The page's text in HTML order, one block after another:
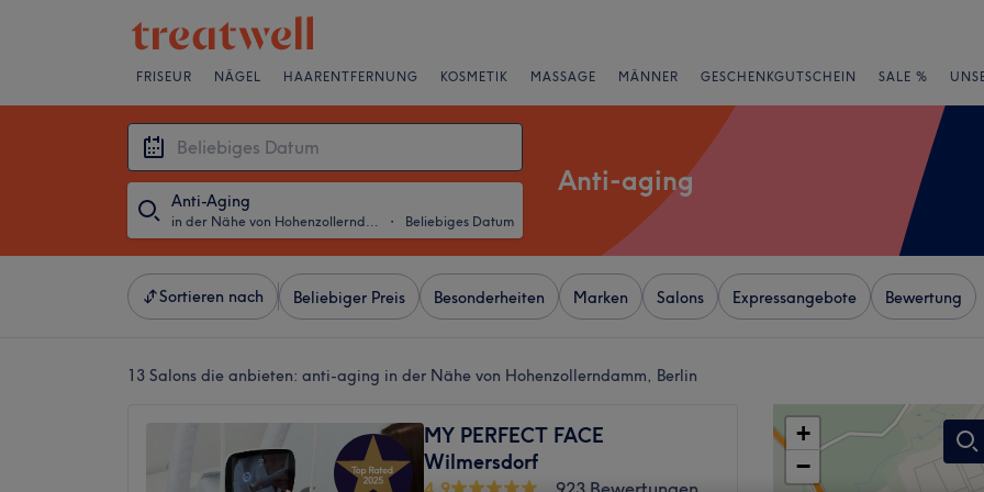
FRISEUR NÄGEL HAARENTFERNUNG KOSMETIK MASSAGE MÄNNER GESCHENKGUTSCHEIN SALE %
Anti-Aging
in der Nähe von Hohenzollerndamm, Berlin ・ Beliebiges Datum
Anti-aging
Sortieren nach Beliebiger Preis Besonderheiten Marken Salons Expressangebote Bewertung
13 Salons die anbieten: anti-aging in der Nähe von Hohenzollerndamm, Berlin
MY PERFECT FACE
Wilmersdorf
+
−